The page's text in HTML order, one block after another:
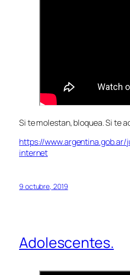
Si te molestan, bloquea. Si te
https://
internet
9 octubre, 2019
Adolescentes.